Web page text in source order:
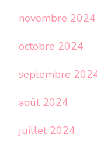
novembre 2024
octobre 2024
septembre
août 2024
juillet 2024